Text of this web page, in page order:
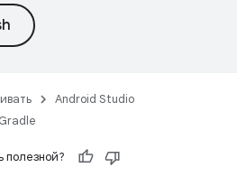
Android Studio
полезной?